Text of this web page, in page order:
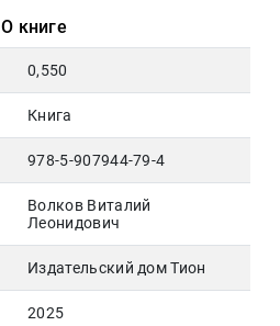
О книге
0,550
Книга
978-5-907944-79-4
Волков Виталий
Леонидович
Издательский дом Тион
2025